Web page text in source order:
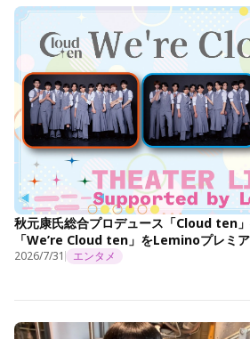
秋元康氏総合プロデュース「Cloud ten
「We’re Cloud ten」をLeminoプレミ
2026/7/31 エンタメ